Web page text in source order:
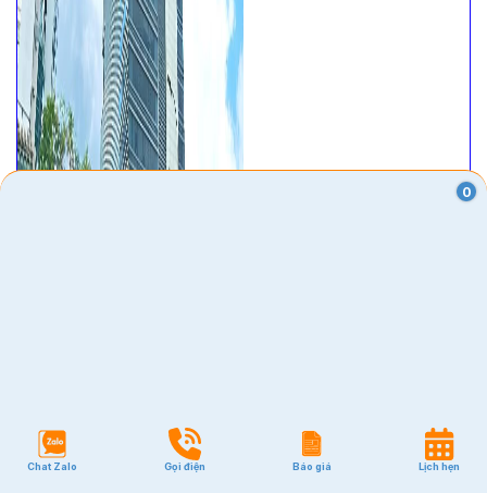
Chat Zalo Gọi điện Báo giá Lịch hẹn
0